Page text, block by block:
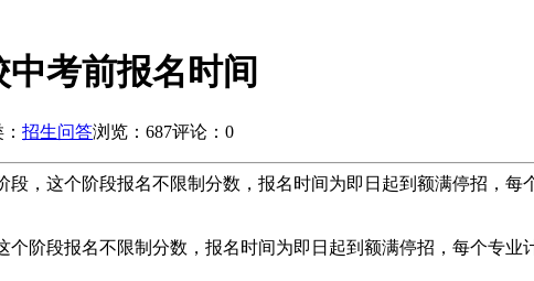
考前报名时间
招生问答浏览：687评论：0
，这个阶段报名不限制分数，报名时间为即日起到额满停招，
个阶段报名不限制分数，报名时间为即日起到额满停招，每个专